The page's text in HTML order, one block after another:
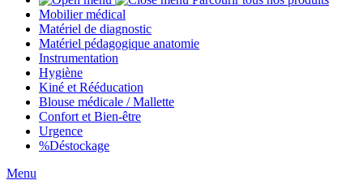
Mobilier médical
Matériel de diagnostic
Matériel pédagogique anatomie
Instrumentation
Hygiène
Kiné et Rééducation
Blouse médicale / Mallette
Confort et Bien-être
Urgence
%Déstockage
Menu